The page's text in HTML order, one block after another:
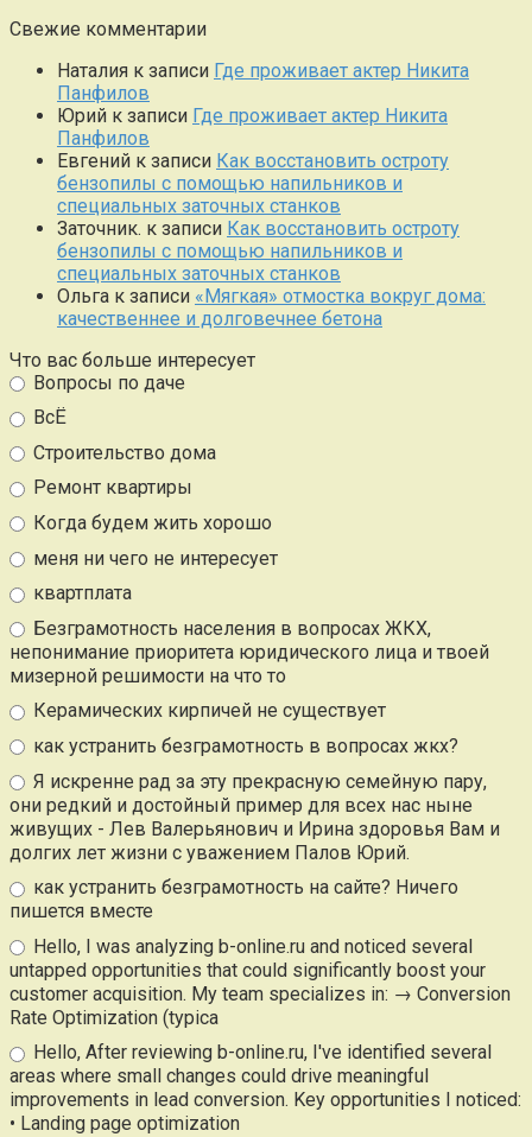
Свежие комментарии
Наталия к записи Где проживает актер Никита
Панфилов
Юрий к записи Где проживает актер Никита
Панфилов
Евгений к записи Как восстановить остроту
бензопилы с помощью напильников и
специальных заточных станков
Заточник. к записи Как восстановить остроту
бензопилы с помощью напильников и
специальных заточных станков
Ольга к записи «Мягкая» отмостка вокруг дома:
качественнее и долговечнее бетона
Что вас больше интересует
Вопросы по даче
ВсЁ
Строительство дома
Ремонт квартиры
Когда будем жить хорошо
меня ни чего не интересует
квартплата
Безграмотность населения в вопросах ЖКХ,
непонимание приоритета юридического лица и твоей
мизерной решимости на что то
Керамических кирпичей не существует
как устранить безграмотность в вопросах жкх?
Я искренне рад за эту прекрасную семейную пару,
они редкий и достойный пример для всех нас ныне
живущих - Лев Валерьянович и Ирина здоровья Вам и
долгих лет жизни с уважением Палов Юрий.
как устранить безграмотность на сайте? Ничего
пишется вместе
Hello, I was analyzing b-online.ru and noticed several
untapped opportunities that could significantly boost your
customer acquisition. My team specializes in: → Conversion
Rate Optimization (typica
Hello, After reviewing b-online.ru, I've identified several
areas where small changes could drive meaningful
improvements in lead conversion. Key opportunities I noticed:
• Landing page optimization